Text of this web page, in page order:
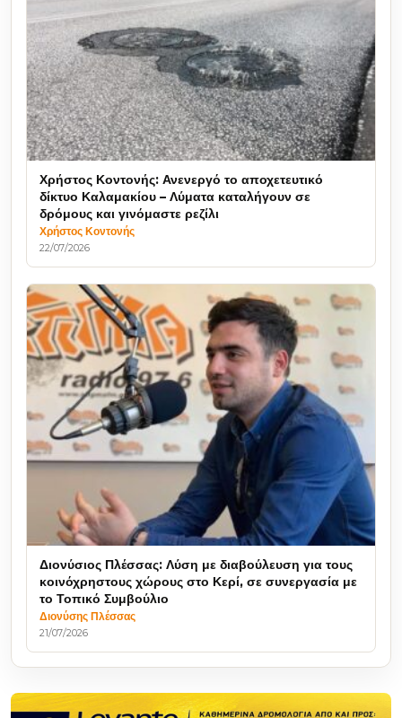
Χρήστος Κοντονής: Ανενεργό το αποχετευτικό
δίκτυο Καλαμακίου – Λύματα καταλήγουν σε
δρόμους και γινόμαστε ρεζίλι
Χρήστος Κοντονής
22/07/2026
Διονύσιος Πλέσσας: Λύση με διαβούλευση για τους
κοινόχρηστους χώρους στο Κερί, σε συνεργασία με
το Τοπικό Συμβούλιο
Διονύσης Πλέσσας
21/07/2026